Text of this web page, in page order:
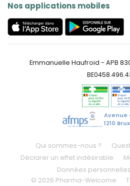
Nos applications mobiles
Emmanuelle Haufroid - APB
Avenue
1210
Qui sommes-nous ?
Déclarer un effet indésirable
Données personnelles
© 2026 Pharma-Welcome